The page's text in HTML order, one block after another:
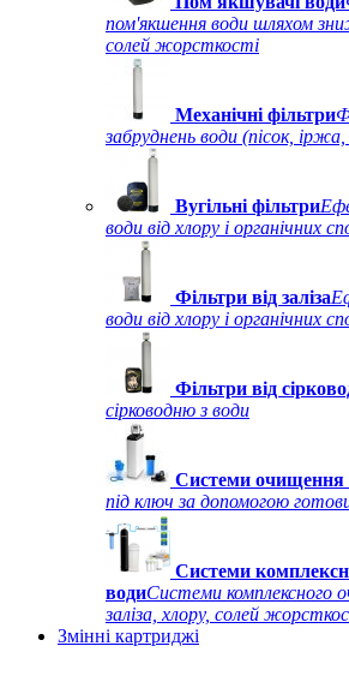
пом'якшення води шляхом
солей жорсткості
Механічні фільтри
забруднень води (пісок,
Вугільні фільтри
води від хлору і органічних
Фільтри від заліза
води від хлору і органічних
Фільтри від
сірководню з води
Системи очищення
під ключ за допомогою
Системи
водиСистеми комплексного
заліза, хлору, солей
Змінні картриджі